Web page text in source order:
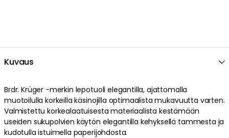
Kuvaus
Brdr. Krüger -merkin lepotuoli elegantilla, ajattomalla
muotoilulla korkeilla käsinojilla optimaalista mukavuutta varten.
Valmistettu korkealaatuisesta materiaalista kestämään
useiden sukupolvien käytön elegantilla kehyksellä tammesta ja
kudotulla istuimella paperijohdosta.